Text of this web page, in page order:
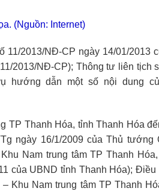
(Nguồn: Internet)
11/2013/NĐ-CP ngày 14/01/2013
2013/NĐ-CP); Thông tư liên tịch
hướng dẫn một số nội dung
Thanh Hóa, tỉnh Thanh Hóa
ngày 16/1/2009 của Thủ tướng
Nam trung tâm TP Thanh
của UBND tỉnh Thanh Hóa); Điều
Khu Nam trung tâm TP Thanh